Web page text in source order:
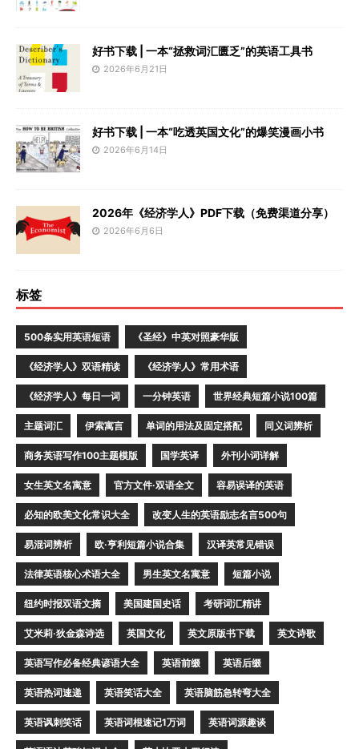
好书下载 | 一本“拯救词汇匮乏”的英语工具书
2026年6月21日
好书下载 | 一本“吃透英国文化”的爆笑漫画小书
2026年6月14日
2026年《经济学人》PDF下载（免费渠道分享）
2026年6月6日
标签
500条实用英语短语 《圣经》中英对照豪华版
《经济学人》双语精读 《经济学人》常用术语
《经济学人》每日一词 一分钟英语 世界经典短篇小说100篇
主题词汇 伊索寓言 单词的用法及固定搭配 同义词辨析
商务英语写作100主题模版 国学英译 外刊小词详解
女生英文名寓意 官方文件·双语全文 容易误译的英语
必知的欧美文化常识大全 改变人生的英语励志名言500句
易混词辨析 欧·亨利短篇小说合集 汉译英常见错误
法律英语核心术语大全 男生英文名寓意 短篇小说
纽约时报双语文摘 美国建国史话 考研词汇精讲
艾米莉·狄金森诗选 英国文化 英文原版书下载 英文诗歌
英语写作必备经典谚语大全 英语前缀 英语后缀
英语热词速递 英语笑话大全 英语脑筋急转弯大全
英语讽刺笑话 英语词根速记1万词 英语词源趣谈